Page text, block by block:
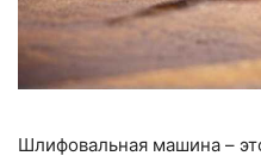
Шлифовальная машина –